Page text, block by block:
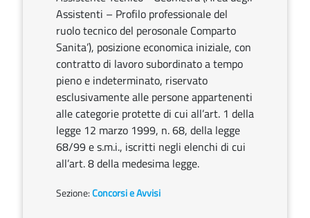
Assistenti – Profilo professionale del
ruolo tecnico del perosonale Comparto
Sanita’), posizione economica iniziale, con
contratto di lavoro subordinato a tempo
pieno e indeterminato, riservato
esclusivamente alle persone appartenenti
alle categorie protette di cui all’art. 1 della
legge 12 marzo 1999, n. 68, della legge
68/99 e s.m.i., iscritti negli elenchi di cui
all’art. 8 della medesima legge.
Sezione:Concorsi e Avvisi